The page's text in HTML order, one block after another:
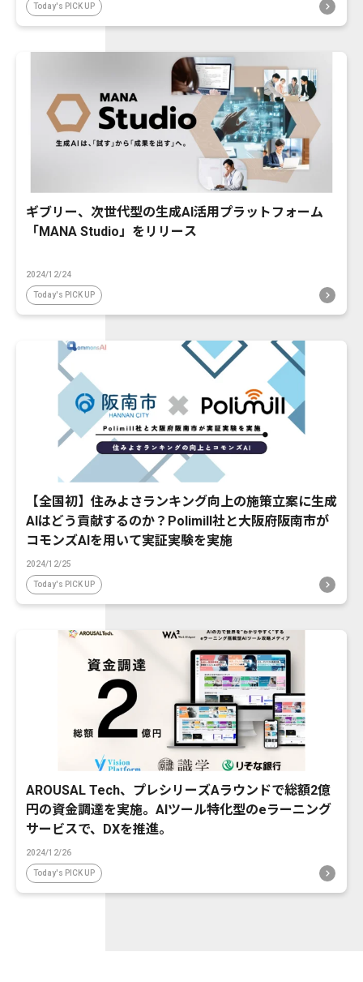
Today's PICK UP
ギブリー、次世代型の生成AI活用プラットフォーム
「MANA Studio」をリリース
2024/12/24
Today's PICK UP
【全国初】住みよさランキング向上の施策立案に生成
AIはどう貢献するのか？Polimill社と大阪府阪南市が
コモンズAIを用いて実証実験を実施
2024/12/25
Today's PICK UP
AROUSAL Tech、プレシリーズAラウンドで総額2億
円の資金調達を実施。AIツール特化型のeラーニング
サービスで、DXを推進。
2024/12/26
Today's PICK UP